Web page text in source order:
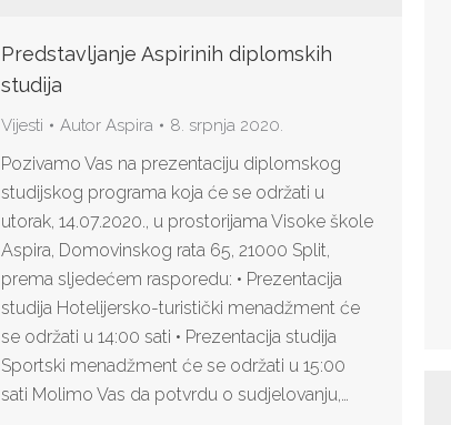
Predstavljanje Aspirinih diplomskih
studija
Vijesti Autor Aspira 8. srpnja 2020.
Pozivamo Vas na prezentaciju diplomskog
studijskog programa koja će se održati u
utorak, 14.07.2020., u prostorijama Visoke škole
Aspira, Domovinskog rata 65, 21000 Split,
prema sljedećem rasporedu: • Prezentacija
studija Hotelijersko-turistički menadžment će
se održati u 14:00 sati • Prezentacija studija
Sportski menadžment će se održati u 15:00
sati Molimo Vas da potvrdu o sudjelovanju,…